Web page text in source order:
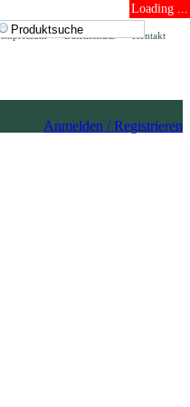
Loading ...
Kontakt
Datenschutz
Impressum
Anmelden / Registrieren